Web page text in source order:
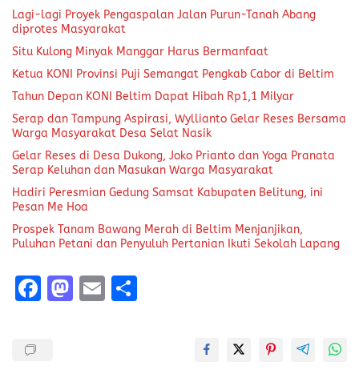
Lagi-lagi Proyek Pengaspalan Jalan Purun-Tanah Abang
diprotes Masyarakat
Situ Kulong Minyak Manggar Harus Bermanfaat
Ketua KONI Provinsi Puji Semangat Pengkab Cabor di Beltim
Tahun Depan KONI Beltim Dapat Hibah Rp1,1 Milyar
Serap dan Tampung Aspirasi, Wyllianto Gelar Reses Bersama
Warga Masyarakat Desa Selat Nasik
Gelar Reses di Desa Dukong, Joko Prianto dan Yoga Pranata
Serap Keluhan dan Masukan Warga Masyarakat
Hadiri Peresmian Gedung Samsat Kabupaten Belitung, ini
Pesan Me Hoa
Prospek Tanam Bawang Merah di Beltim Menjanjikan,
Puluhan Petani dan Penyuluh Pertanian Ikuti Sekolah Lapang
F
M E